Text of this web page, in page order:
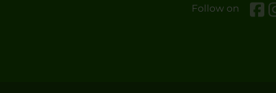
Follow on